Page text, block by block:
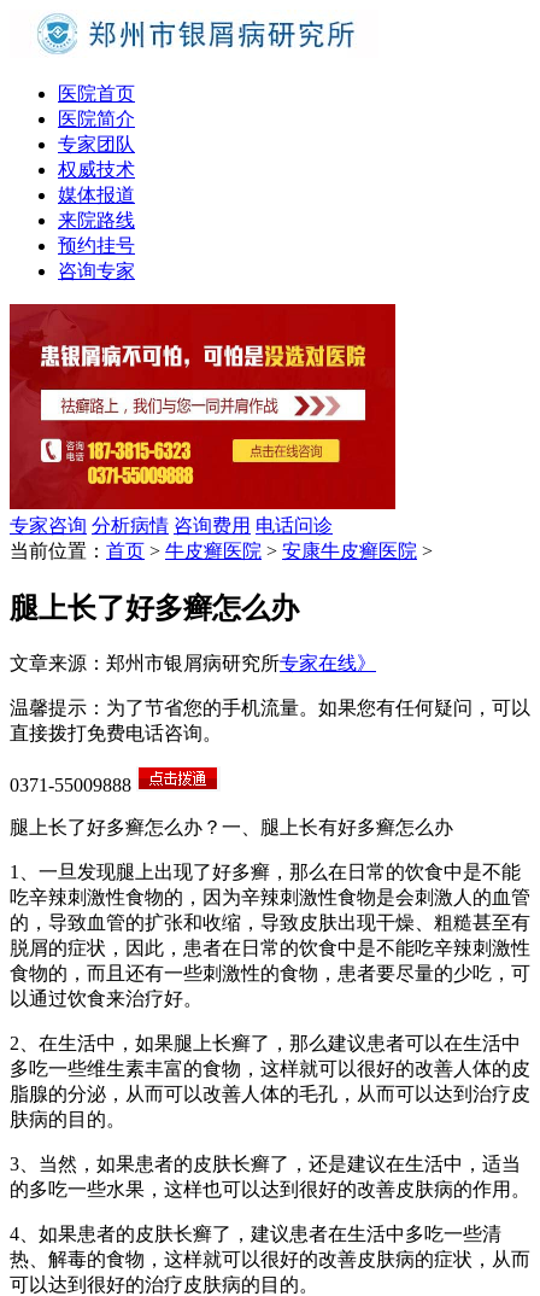
医院首页
医院简介
专家团队
权威技术
媒体报道
来院路线
预约挂号
咨询专家
专家咨询 分析病情 咨询费用 电话问诊
当前位置： 首页 > 牛皮癣医院 > 安康牛皮癣医院 >
腿上长了好多癣怎么办
文章来源：郑州市银屑病研究所专家在线》
温馨提示：为了节省您的手机流量。如果您有任何疑问，可以
直接拨打免费电话咨询。
0371-55009888
腿上长了好多癣怎么办？一、腿上长有好多癣怎么办
1、一旦发现腿上出现了好多癣，那么在日常的饮食中是不能
吃辛辣刺激性食物的，因为辛辣刺激性食物是会刺激人的血管
的，导致血管的扩张和收缩，导致皮肤出现干燥、粗糙甚至有
脱屑的症状，因此，患者在日常的饮食中是不能吃辛辣刺激性
食物的，而且还有一些刺激性的食物，患者要尽量的少吃，可
以通过饮食来治疗好。
2、在生活中，如果腿上长癣了，那么建议患者可以在生活中
多吃一些维生素丰富的食物，这样就可以很好的改善人体的皮
脂腺的分泌，从而可以改善人体的毛孔，从而可以达到治疗皮
肤病的目的。
3、当然，如果患者的皮肤长癣了，还是建议在生活中，适当
的多吃一些水果，这样也可以达到很好的改善皮肤病的作用。
4、如果患者的皮肤长癣了，建议患者在生活中多吃一些清
热、解毒的食物，这样就可以很好的改善皮肤病的症状，从而
可以达到很好的治疗皮肤病的目的。